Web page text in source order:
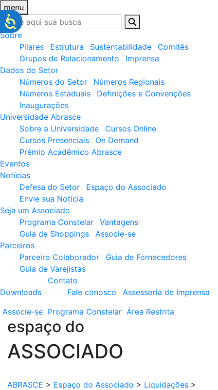
menu
Sobre
Pilares
Estrutura Sustentabilidade
Comitês
Grupos de Relacionamento
Imprensa
Dados do Setor
Números do Setor
Números Regionais
Números Estaduais
Definições e Convenções
Inaugurações
Universidade Abrasce
Sobre a Universidade
Cursos Online
Cursos Presenciais
On Demand
Prêmio Acadêmico Abrasce
Eventos
Notícias
Defesa do Setor
Espaço do Associado
Envie sua Notícia
Seja um Associado
Programa Constelar
Vantagens
Guia de Shoppings
Associe-se
Parceiros
Parceiro Colaborador
Guia de Fornecedores
Guia de Varejistas
Downloads
Contato
Fale conosco
Assessoria de Imprensa
Associe-se Programa Constelar Área Restrita
espaço do
ASSOCIADO
ABRASCE > Espaço do Associado > Liquidações >